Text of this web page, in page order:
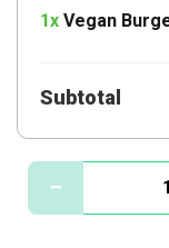
1x Vegan
Subtotal
C
−